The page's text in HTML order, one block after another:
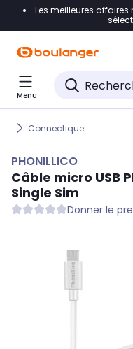
Accéder directement
Accéder directement
Accéder directement
Les meilleures
Menu
Connectique
PHONILLICO
Câble micro USB
Single Sim
Donner le